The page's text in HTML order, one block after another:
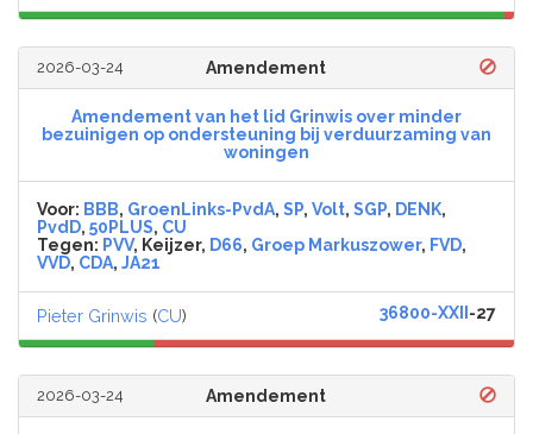
2026-03-24 Amendement
Amendement van het lid Grinwis over minder
bezuinigen op ondersteuning bij verduurzaming van
woningen
Voor: BBB, GroenLinks-PvdA, SP, Volt, SGP, DENK,
PvdD, 50PLUS, CU
Tegen: PVV, Keijzer, D66, Groep Markuszower, FVD,
VVD, CDA, JA21
Pieter Grinwis (CU) 36800-XXII -27
2026-03-24 Amendement